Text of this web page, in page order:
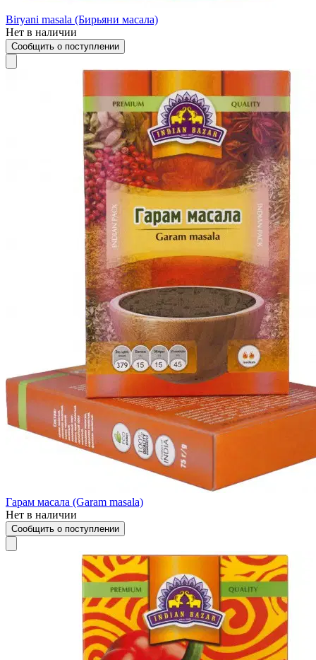
Biryani masala (Бирьяни масала)
Нет в наличии
Сообщить о поступлении
Гарам масала (Garam masala)
Нет в наличии
Сообщить о поступлении